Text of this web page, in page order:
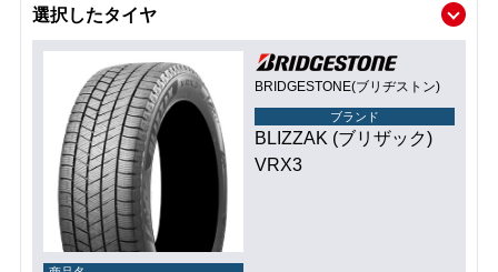
選択したタイヤ
BRIDGESTONE(ブリヂストン)
ブランド
BLIZZAK (ブリザック)
VRX3